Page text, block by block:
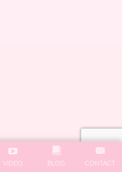
VIDEO BLOG CONTACT